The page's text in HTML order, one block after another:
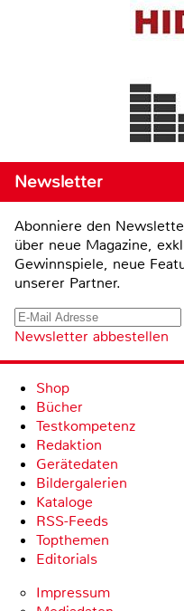
Newsletter
Abonniere den
über neue Magazine,
Gewinnspiele, neue
unserer Partner.
Newsletter abbestellen
Shop
Bücher
Testkompetenz
Redaktion
Gerätedaten
Bildergalerien
Kataloge
RSS-Feeds
Topthemen
Editorials
Impressum